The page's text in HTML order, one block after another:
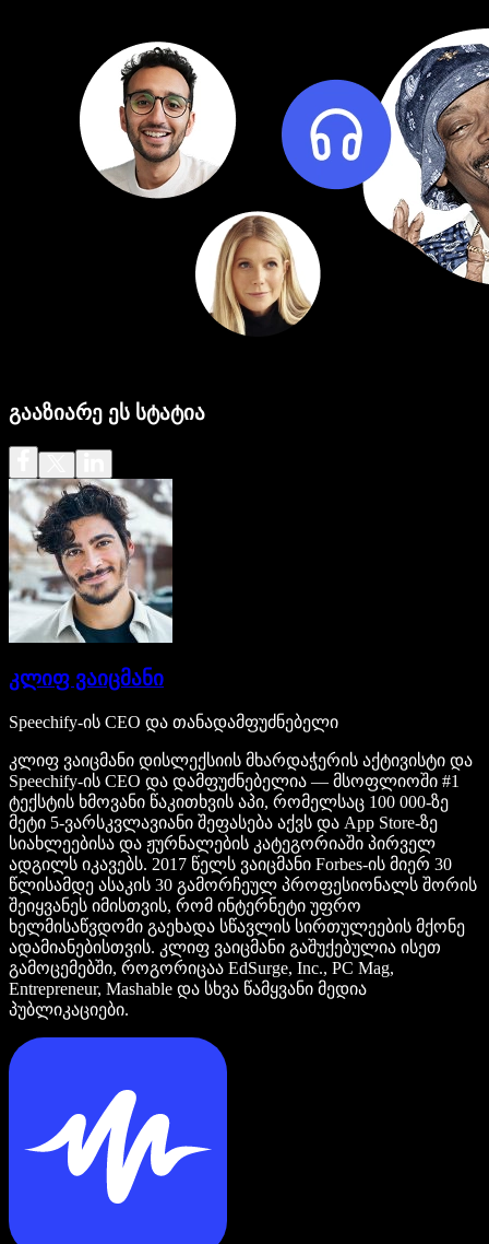
გააზიარე ეს სტატია
კლიფ ვაიცმანი
Speechify-ის CEO და თანადამფუძნებელი
კლიფ ვაიცმანი დისლექსიის მხარდაჭერის აქტივისტი და
Speechify-ის CEO და დამფუძნებელია — მსოფლიოში #1
ტექსტის ხმოვანი წაკითხვის აპი, რომელსაც 100 000-ზე
მეტი 5-ვარსკვლავიანი შეფასება აქვს და App Store-ზე
სიახლეებისა და ჟურნალების კატეგორიაში პირველ
ადგილს იკავებს. 2017 წელს ვაიცმანი Forbes-ის მიერ 30
წლისამდე ასაკის 30 გამორჩეულ პროფესიონალს შორის
შეიყვანეს იმისთვის, რომ ინტერნეტი უფრო
ხელმისაწვდომი გაეხადა სწავლის სირთულეების მქონე
ადამიანებისთვის. კლიფ ვაიცმანი გაშუქებულია ისეთ
გამოცემებში, როგორიცაა EdSurge, Inc., PC Mag,
Entrepreneur, Mashable და სხვა წამყვანი მედია
პუბლიკაციები.